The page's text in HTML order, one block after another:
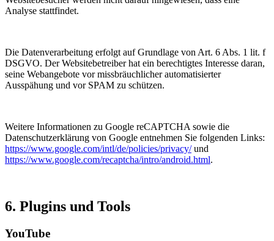
Analyse stattfindet.
Die Datenverarbeitung erfolgt auf Grundlage von Art. 6 Abs. 1 lit. f
DSGVO. Der Websitebetreiber hat ein berechtigtes Interesse daran,
seine Webangebote vor missbräuchlicher automatisierter
Ausspähung und vor SPAM zu schützen.
Weitere Informationen zu Google reCAPTCHA sowie die
Datenschutzerklärung von Google entnehmen Sie folgenden Links:
https://www.google.com/intl/de/policies/privacy/und
https://www.google.com/recaptcha/intro/android.html.
6. Plugins und Tools
YouTube